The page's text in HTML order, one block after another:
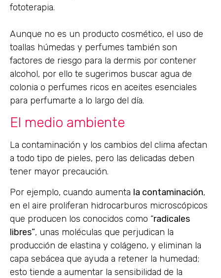
fototerapia.
Aunque no es un producto cosmético, el uso de
toallas húmedas y perfumes también son
factores de riesgo para la dermis por contener
alcohol, por ello te sugerimos buscar agua de
colonia o perfumes ricos en aceites esenciales
para perfumarte a lo largo del día.
El medio ambiente
La contaminación y los cambios del clima afectan
a todo tipo de pieles, pero las delicadas deben
tener mayor precaución.
Por ejemplo, cuando aumenta la contaminación,
en el aire proliferan hidrocarburos microscópicos
que producen los conocidos como “radicales
libres”, unas moléculas que perjudican la
producción de elastina y colágeno, y eliminan la
capa sebácea que ayuda a retener la humedad;
esto tiende a aumentar la sensibilidad de la